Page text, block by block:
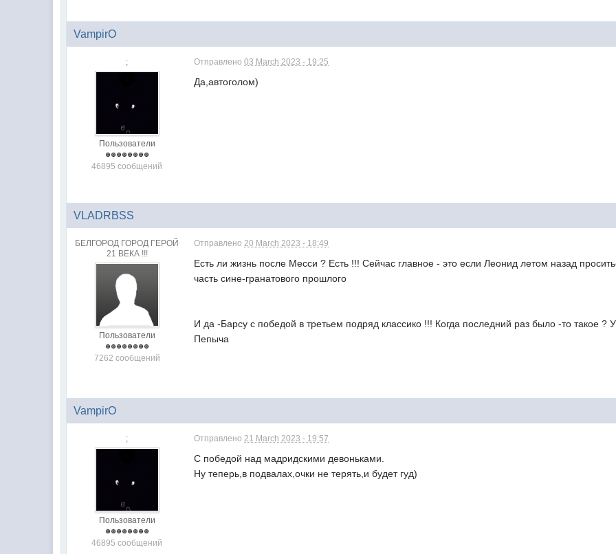
VampirO
;
Пользователи
46895 сообщений
Отправлено03 March 2023 - 19:25
Да,автоголом)
VLADRBSS
БЕЛГОРОД ГОРОД ГЕРОЙ
21 ВЕКА !!!
Пользователи
7262 сообщений
Отправлено20 March 2023 - 18:49
Есть ли жизнь после Месси ? Есть !!! Сейчас главное - это если Леонид летом назад
часть сине-гранатового прошлого
И да -Барсу с победой в третьем подряд классико !!! Когда последний раз было -то такое
Пепыча
VampirO
;
Пользователи
46895 сообщений
Отправлено21 March 2023 - 19:57
С победой над мадридскими девоньками.
Ну теперь,в подвалах,очки не терять,и будет гуд)